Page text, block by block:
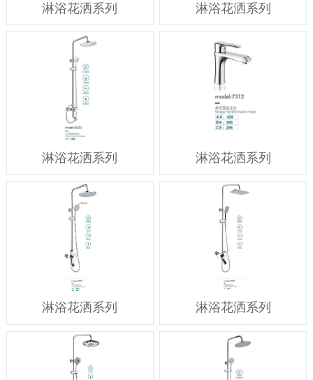
淋浴花洒系列 淋浴花洒系列
淋浴花洒系列 淋浴花洒系列
淋浴花洒系列 淋浴花洒系列